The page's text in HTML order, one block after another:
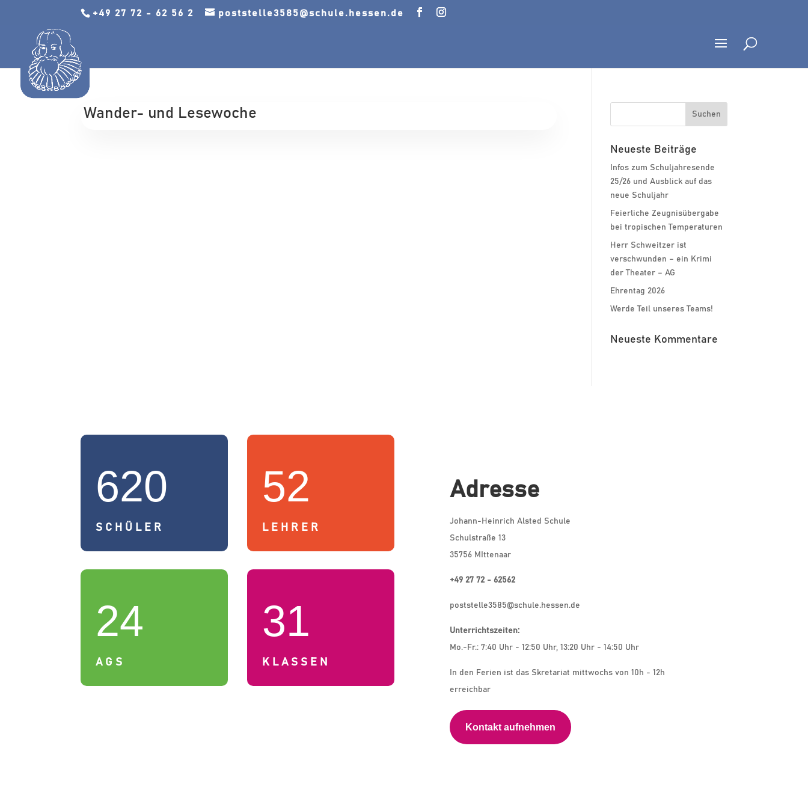
+49 27 72 - 62 56 2 poststelle3585@schule.hessen.de
Wander- und Lesewoche
Neueste Beiträge
Infos zum Schuljahresende
25/26 und Ausblick auf das
neue Schuljahr
Feierliche Zeugnisübergabe
bei tropischen Temperaturen
Herr Schweitzer ist
verschwunden – ein Krimi
der Theater – AG
Ehrentag 2026
Werde Teil unseres Teams!
Neueste Kommentare
620
SCHÜLER
24
AGS
52
LEHRER
31
KLASSEN
Adresse
Johann-Heinrich Alsted Schule
Schulstraße 13
35756 MIttenaar
+49 27 72 - 62562
poststelle3585@schule.hessen.de
Unterrichtszeiten:
Mo.-Fr.: 7:40 Uhr - 12:50 Uhr, 13:20 Uhr - 14:50 Uhr
In den Ferien ist das Skretariat mittwochs von 10h - 12h
erreichbar
Kontakt aufnehmen